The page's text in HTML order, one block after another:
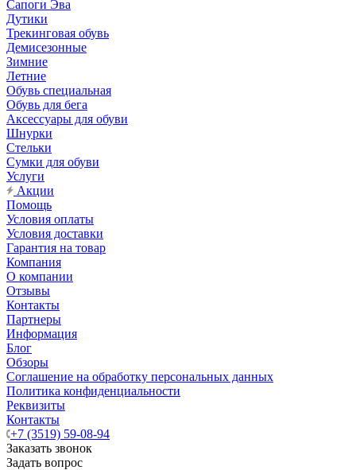
Сапоги Эва
Дутики
Трекинговая обувь
Демисезонные
Зимние
Летние
Обувь специальная
Обувь для бега
Аксессуары для обуви
Шнурки
Стельки
Сумки для обуви
Услуги
Акции
Помощь
Условия оплаты
Условия доставки
Гарантия на товар
Компания
О компании
Отзывы
Контакты
Партнеры
Информация
Блог
Обзоры
Соглашение на обработку персональных данных
Политика конфиденциальности
Реквизиты
Контакты
+7 (3519) 59-08-94
Заказать звонок
Задать вопрос